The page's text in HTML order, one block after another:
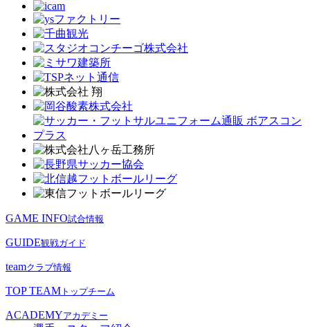
GAME INFO試合情報
GUIDE観戦ガイド
teamクラブ情報
TOP TEAM トップチーム
ACADEMYアカデミー